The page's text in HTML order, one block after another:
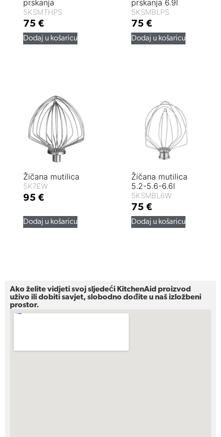
prskanja
5KSMTHPS
75 €
Dodaj u košaricu
prskanja 6.9l
5KSMBLPS
75 €
Dodaj u košaricu
Žičana mutilica
5K7EW
95 €
Dodaj u košaricu
Žičana mutilica
5.2-5.6-6.6l
5KSMBL6W
75 €
Dodaj u košaricu
Ako želite vidjeti svoj sljedeći KitchenAid proizvod
uživo ili dobiti savjet, slobodno dođite u naš izložbeni
prostor.